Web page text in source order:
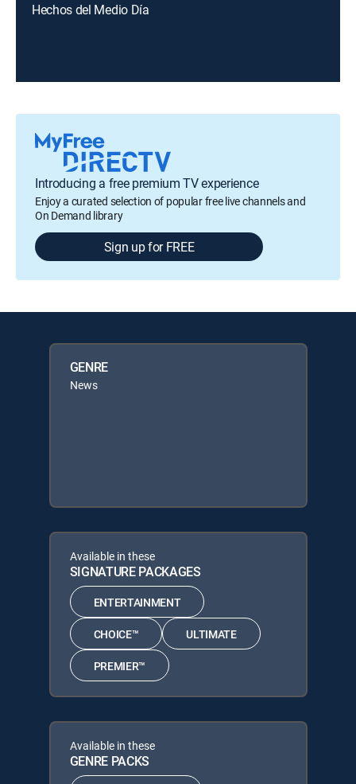
Hechos del Medio Día
Introducing a free premium TV experience
Enjoy a curated selection of popular free live channels and
On Demand library
Sign up for FREE
GENRE
News
Available in these
SIGNATURE PACKAGES
ENTERTAINMENT
CHOICE™ ULTIMATE
PREMIER™
Available in these
GENRE PACKS